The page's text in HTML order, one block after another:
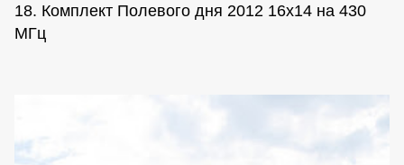
18. Комплект Полевого дня 2012 16х14 на 430
МГц